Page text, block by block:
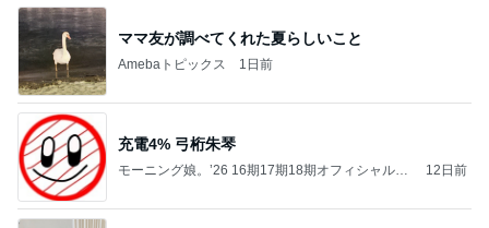
ママ友が調べてくれた夏らしいこと
Amebaトピックス 1日前
充電4% 弓桁朱琴
モーニング娘。’26 16期17期18期オフィシャルブ
12日前